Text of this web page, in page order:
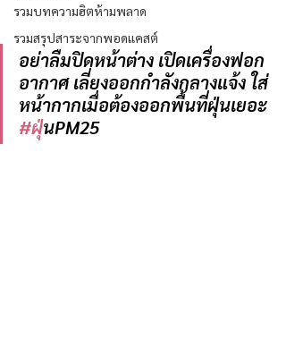
รวมบทความฮิตห้ามพลาด
รวมสรุปสาระจากพอดแคสต์
อย่าลืมปิดหน้าต่าง เปิดเครื่องฟอก
อากาศ เลี่ยงออกกำลังกลางแจ้ง ใส่
หน้ากากเมื่อต้องออกพื้นที่ฝุ่นเยอะ
#ฝุ่นPM25